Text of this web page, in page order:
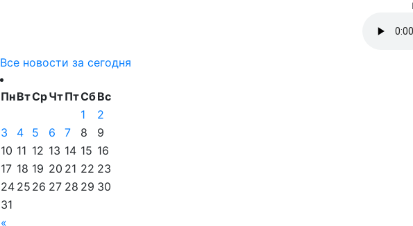
Все новости за сегодня
ПнВтСрЧтПтСбВс
«
1
2
3
4 5 6 7 8
9
10 11 12 13 14 15 16
17 18 19 20 21 22 23
24 25 26 27 28 29 30
31